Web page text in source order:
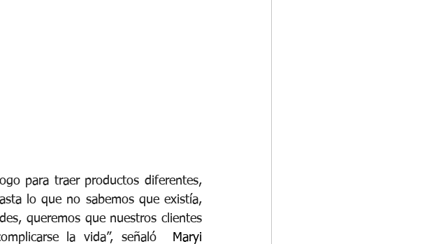
para traer productos diferentes,
lo que no sabemos que existía,
queremos que nuestros clientes
la vida”, señaló
Maryi